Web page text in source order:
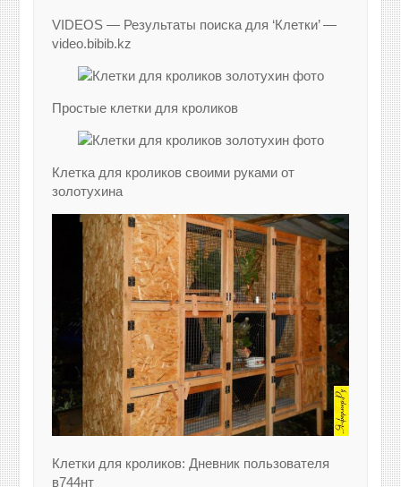
VIDEOS — Результаты поиска для ‘Клетки’ —
video.bibib.kz
Простые клетки для кроликов
Клетка для кроликов своими руками от
золотухина
Клетки для кроликов: Дневник пользователя
в744нт